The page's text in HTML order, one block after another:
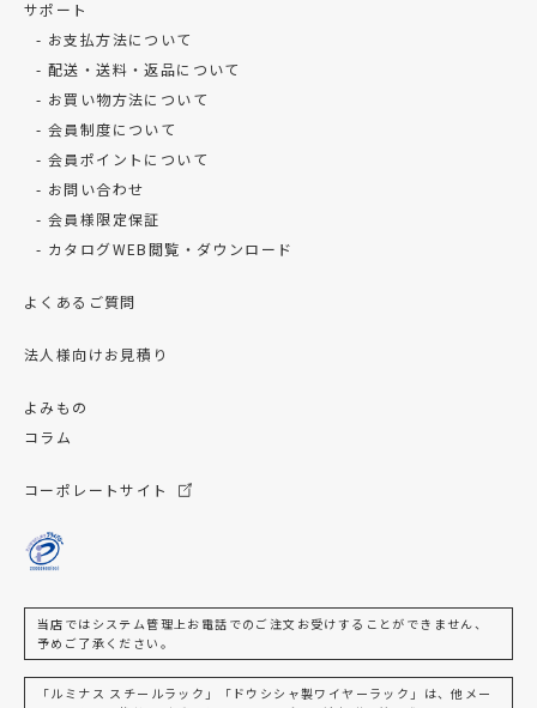
サポート
お支払方法について
配送・送料・返品について
お買い物方法について
会員制度について
会員ポイントについて
お問い合わせ
会員様限定保証
カタログWEB閲覧・ダウンロード
よくあるご質問
法人様向けお見積り
よみもの
コラム
コーポレートサイト
当店ではシステム管理上お電話でのご注文お受けすることができません、
予めご了承ください。
「ルミナス スチールラック」「ドウシシャ製ワイヤーラック」は、他メー